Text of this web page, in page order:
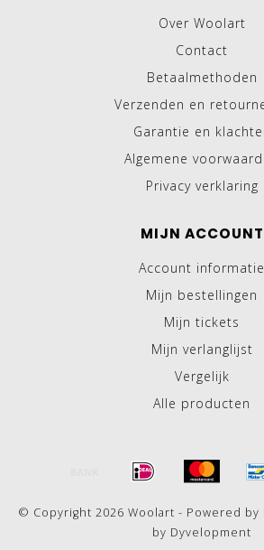
Over Woolart
Contact
Betaalmethoden
Verzenden en
Garantie en
Algemene
Privacy verklaring
MIJN ACCOUNT
Account informatie
Mijn bestellingen
Mijn tickets
Mijn verlanglijst
Vergelijk
Alle producten
© Copyright 2026 Woolart - Powered by
by Dyvelopment